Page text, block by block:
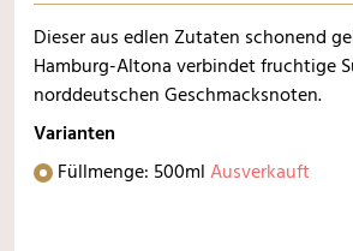
Dieser aus edlen Zutaten schonend
Hamburg-Altona verbindet fruchtige
norddeutschen Geschmacksnoten.
Varianten
Füllmenge: 500mlAusverkauft